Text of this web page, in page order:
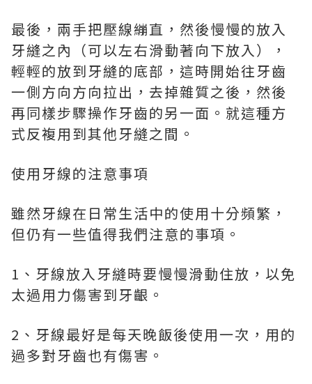
最後，兩手把壓線繃直，然後慢慢的放入
牙縫之內（可以左右滑動著向下放入），
輕輕的放到牙縫的底部，這時開始往牙齒
一側方向方向拉出，去掉雜質之後，然後
再同樣步驟操作牙齒的另一面。就這種方
式反複用到其他牙縫之間。
使用牙線的注意事項
雖然牙線在日常生活中的使用十分頻繁，
但仍有一些值得我們注意的事項。
1、牙線放入牙縫時要慢慢滑動住放，以免
太過用力傷害到牙齦。
2、牙線最好是每天晚飯後使用一次，用的
過多對牙齒也有傷害。